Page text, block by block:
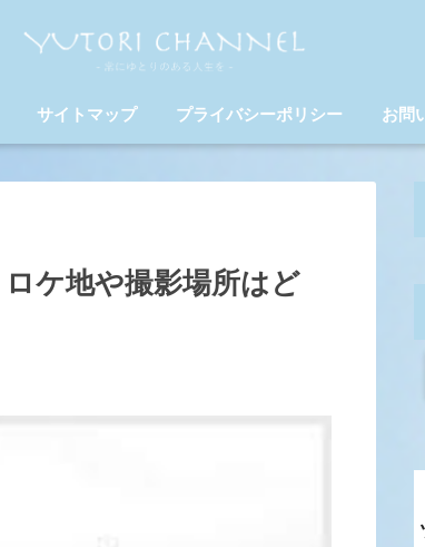
サイトマップ プライバシーポリシー お問
ケ地や撮影場所はど